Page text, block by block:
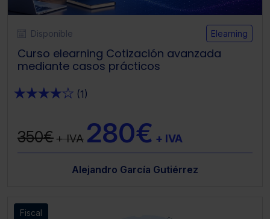
Disponible Elearning
Curso elearning Cotización avanzada
mediante casos prácticos
★★★★★ (1)
350€+ IVA 280€ + IVA
Alejandro García Gutiérrez
Fiscal